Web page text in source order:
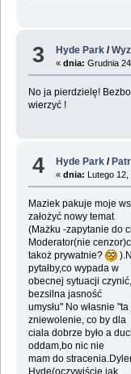
3 Hyde Park /
«dnia: Grudnia
No ja pierdzielę!
wierzyć !
4 Hyde Park /
«dnia: Lutego 12,
Maziek pakuje moje
założyć nowy temat
(Mażku -zapytanie do
Moderator(nie
takoż prywatnie?
pytałby,co wypada w
obecnej sytuacji
bezsilna jasność
umysłu" No własnie
zniewolenie, co by dla
ciala dobrze było a
oddam,bo nic nie
mam do
Hyde(oczywiście,jak